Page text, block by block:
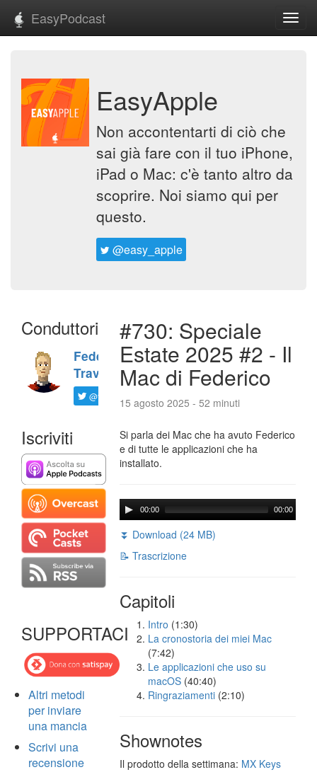
EasyPodcast
EasyApple
Non accontentarti di ciò che
sai già fare con il tuo iPhone,
iPad o Mac: c'è tanto altro da
scoprire. Noi siamo qui per
questo.
@easy_apple
Conduttori
Federico
Travaini
@ftrava
Iscriviti
SUPPORTACI
Altri metodi
per inviare
una mancia
Scrivi una
recensione
#730: Speciale
Estate 2025 #2 - Il
Mac di Federico
15 agosto 2025 - 52 minuti
Si parla dei Mac che ha avuto Federico
e di tutte le applicazioni che ha
installato.
00:00 00:00
⏬ Download (24 MB)
📝 Trascrizione
Capitoli
Intro (1:30)
La cronostoria dei miei Mac
(7:42)
Le applicazioni che uso su
macOS (40:40)
Ringraziamenti (2:10)
Shownotes
Il prodotto della settimana: MX Keys